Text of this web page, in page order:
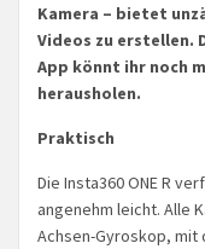
Kamera – bietet
Videos zu erstellen.
App könnt ihr noch
herausholen.
Praktisch
Die Insta360 ONE R
angenehm leicht. Alle
Achsen-Gyroskop, mit